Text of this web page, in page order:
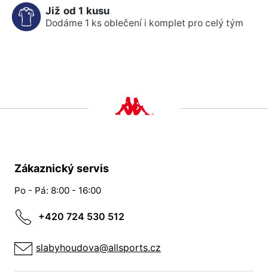
Již od 1 kusu
Dodáme 1 ks oblečení i komplet pro celý tým
Zákaznický servis
Po - Pá: 8:00 - 16:00
+420 724 530 512
slabyhoudova@allsports.cz